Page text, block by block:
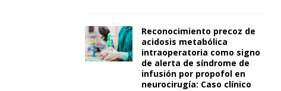
Reconocimiento precoz de
acidosis metabólica
intraoperatoria como signo
de alerta de síndrome de
infusión por propofol en
neurocirugía: Caso clínico